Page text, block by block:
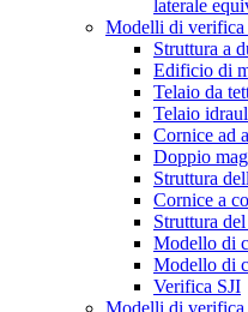
laterale
Modelli di verifica
Struttura a
Edificio di
Telaio da
Telaio
Cornice ad
Doppio
Struttura
Cornice a
Struttura
Modello di
Modello di
Verifica SJI